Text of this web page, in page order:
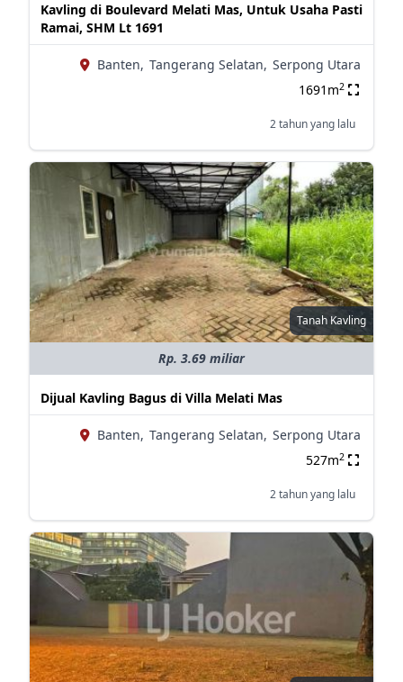
Kavling di Boulevard Melati Mas, Untuk Usaha Pasti
Ramai, SHM Lt 1691
Banten, Tangerang Selatan, Serpong Utara
1691m2
2 tahun yang lalu
Tanah Kavling
Rp. 3.69 miliar
Dijual Kavling Bagus di Villa Melati Mas
Banten, Tangerang Selatan, Serpong Utara
527m2
2 tahun yang lalu